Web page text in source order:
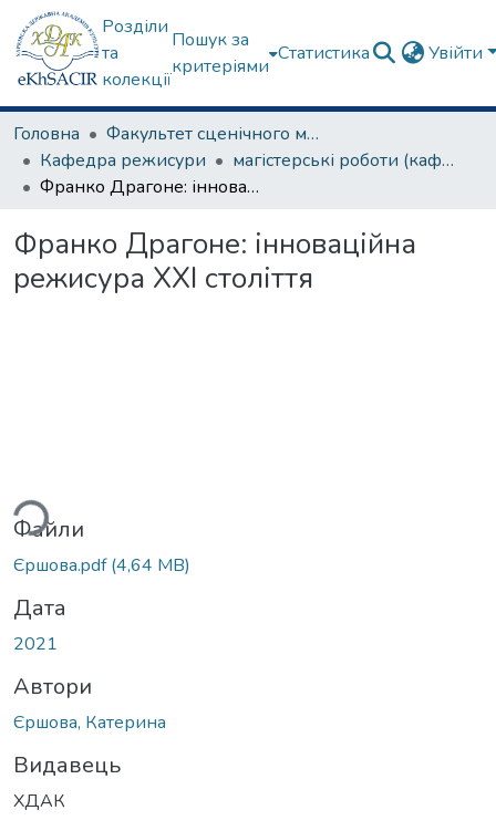
Розділи
та
колекції
Пошук за
критеріями
Статистика Увійти
Головна
Факультет сценічного мистецтва
Кафедра режисури
магістерські роботи (кафедра режисури)
Франко Драгоне: інноваційна режисура ХХІ століття
Франко Драгоне: інноваційна
режисура ХХІ століття
Файли
Єршова.pdf(4,64 MB)
Дата
2021
Автори
Єршова, Катерина
Видавець
ХДАК